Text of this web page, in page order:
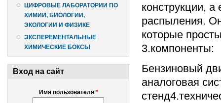
ЦИФРОВЫЕ ЛАБОРАТОРИИ ПО
ХИМИИ, БИОЛОГИИ,
ЭКОЛОГИИ И ФИЗИКЕ
ЭКСПЕРЕМЕНТАЛЬНЫЕ
ХИМИЧЕСКИЕ БОКСЫ
Вход на сайт
Имя пользователя *
конструкции,
распыления.
которые
3.компоненты:
Бензиновый
аналоговая